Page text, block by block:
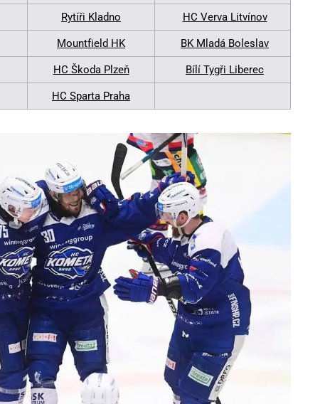
Rytíři Kladno HC Verva Litvínov
Mountfield HK BK Mladá Boleslav
HC Škoda Plzeň Bílí Tygři Liberec
HC Sparta Praha